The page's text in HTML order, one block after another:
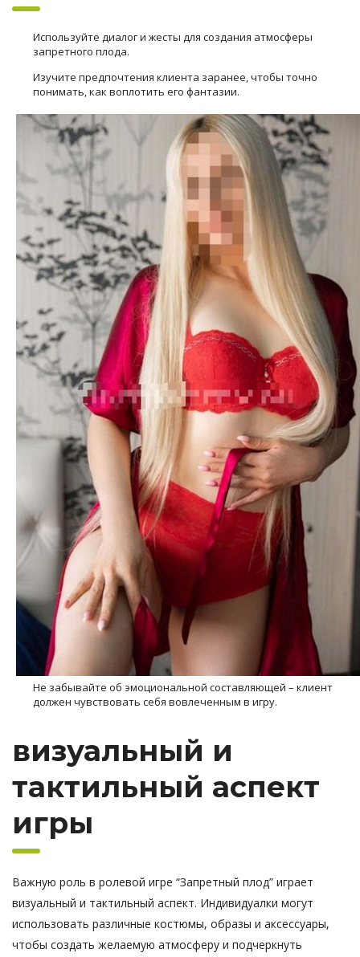
Используйте диалог и жесты для создания атмосферы
запретного плода.
Изучите предпочтения клиента заранее, чтобы точно
понимать, как воплотить его фантазии.
Не забывайте об эмоциональной составляющей – клиент
должен чувствовать себя вовлеченным в игру.
визуальный и
тактильный аспект
игры
Важную роль в ролевой игре “Запретный плод” играет
визуальный и тактильный аспект. Индивидуалки могут
использовать различные костюмы, образы и аксессуары,
чтобы создать желаемую атмосферу и подчеркнуть